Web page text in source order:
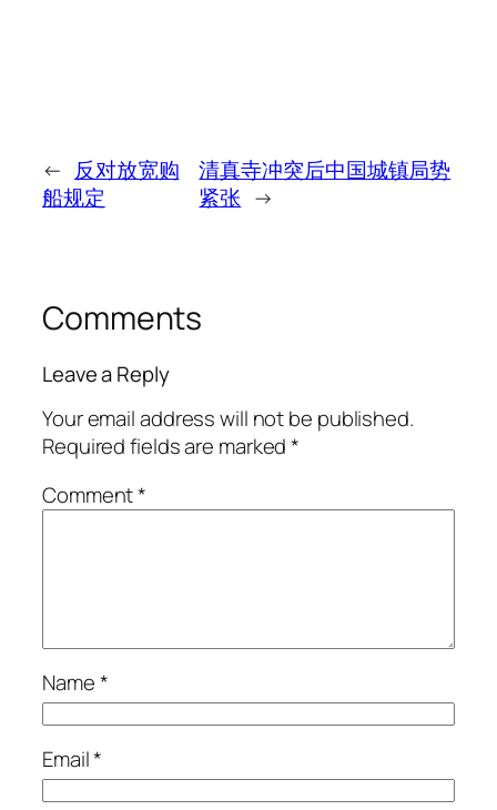
← 反对放宽购
船规定
清真寺冲突后中国城镇局势
紧张 →
Comments
Leave a Reply
Your email address will not be published.
Required fields are marked*
Comment*
Name*
Email*